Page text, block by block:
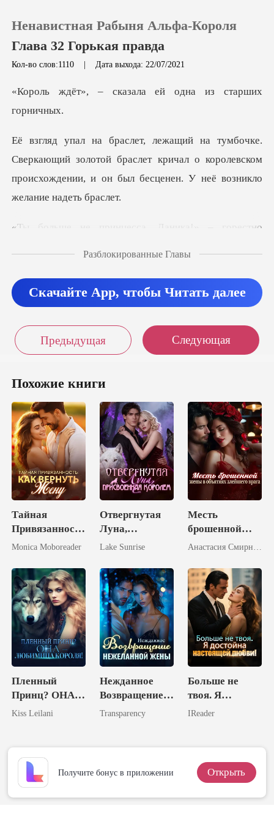
0
История чтения
Выйти
Ненавистная Рабыня Альфа-Короля
Глава 32 Горькая правда
Кол-во слов:1110 | Дата выхода: 22/07/2021
казала ей одна из
ий золотой браслет кричал о королевском
происхождении, и
гоценности, она вст
Разблокированные Главы
Скачайте App, чтобы Читать далее
Предыдущая Следующая
Похожие книги
Тайная
Привязанность
: Как Вернуть
Monica Moboreader
Отвергнутая
Луна,
присвоенная
Lake Sunrise
Месть
брошенной
жены в
злейшего
врага
Пленный
Принц? ОНА –
Любимица
Kiss Leilani
Нежданное
Возвращение
Нежеланной
Transparency
Больше не
твоя. Я
достойна
IReader
Получите бонус в приложении Открыть